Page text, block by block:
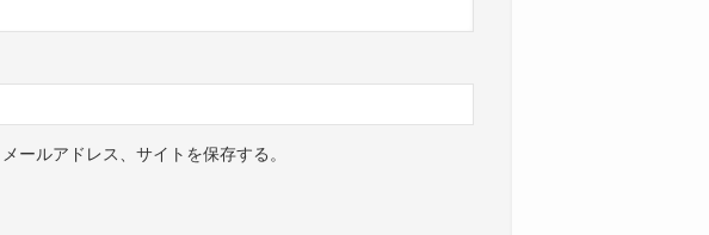
ールアドレス、サイトを保存する。